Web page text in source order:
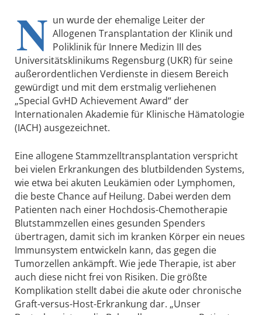
N un wurde der ehemalige Leiter der
Allogenen Transplantation der Klinik und
Poliklinik für Innere Medizin III des
Universitätsklinikums Regensburg (UKR) für seine
außerordentlichen Verdienste in diesem Bereich
gewürdigt und mit dem erstmalig verliehenen
„Special GvHD Achievement Award“ der
Internationalen Akademie für Klinische Hämatologie
(IACH) ausgezeichnet.
Eine allogene Stammzelltransplantation verspricht
bei vielen Erkrankungen des blutbildenden Systems,
wie etwa bei akuten Leukämien oder Lymphomen,
die beste Chance auf Heilung. Dabei werden dem
Patienten nach einer Hochdosis-Chemotherapie
Blutstammzellen eines gesunden Spenders
übertragen, damit sich im kranken Körper ein neues
Immunsystem entwickeln kann, das gegen die
Tumorzellen ankämpft. Wie jede Therapie, ist aber
auch diese nicht frei von Risiken. Die größte
Komplikation stellt dabei die akute oder chronische
Graft-versus-Host-Erkrankung dar. „Unser